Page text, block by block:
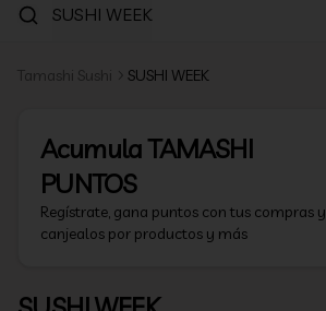
SUSHI WEEK
Tamashi Sushi SUSHI WEEK
AcumulaTAMASHI
PUNTOS
Regístrate, gana puntos con tus compras y
canjealos por productos y más